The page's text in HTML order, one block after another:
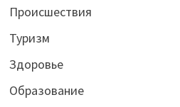
Происшествия
Туризм
Здоровье
Образование